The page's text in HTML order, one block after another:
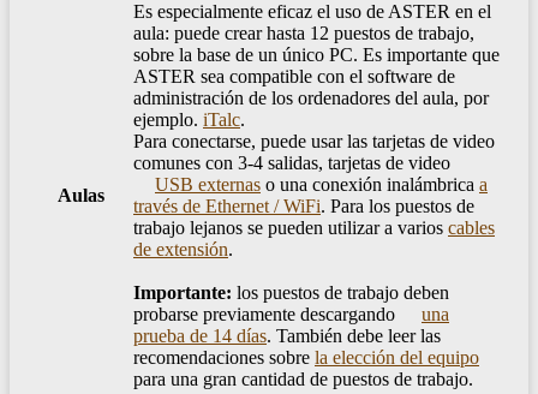
Aulas
Es especialmente eficaz el uso de ASTER en el
aula: puede crear hasta 12 puestos de trabajo,
sobre la base de un único PC. Es importante que
ASTER sea compatible con el software de
administración de los ordenadores del aula, por
ejemplo. iTalc.
Para conectarse, puede usar las tarjetas de video
comunes con 3-4 salidas, tarjetas de video
USB externas o una conexión inalámbrica a
través de Ethernet / WiFi. Para los puestos de
trabajo lejanos se pueden utilizar a varios cables
de extensión.
Importante: los puestos de trabajo deben
probarse previamente descargando
una
prueba de 14 días. También debe leer las
recomendaciones sobre la elección del equipo
para una gran cantidad de puestos de trabajo.